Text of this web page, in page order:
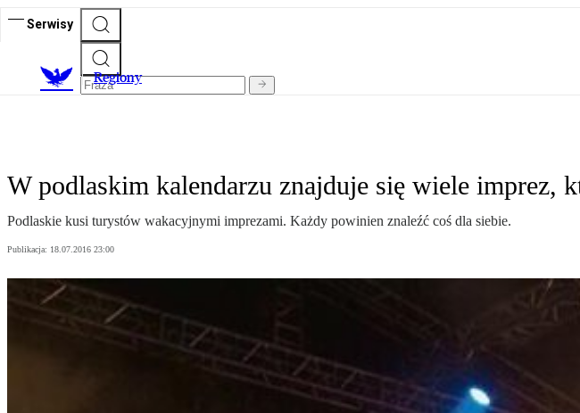
Serwisy
Regiony
W podlaskim kalendarzu znajduje się wiele imprez,
Podlaskie kusi turystów wakacyjnymi imprezami. Każdy powinien znaleźć coś dla siebie.
Publikacja: 18.07.2016 23:00